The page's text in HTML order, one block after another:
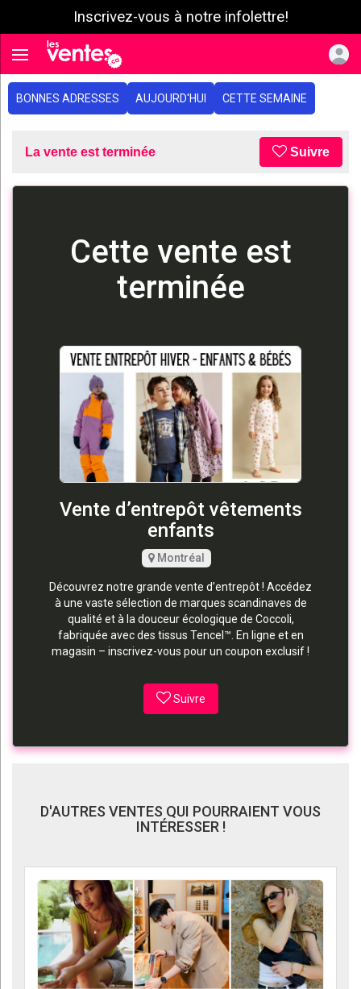
Inscrivez-vous à notre infolettre!
Toggle navigation
BONNES ADRESSES AUJOURD'HUI CETTE SEMAINE
La vente est terminée Suivre
Cette vente est
terminée
Vente d’entrepôt vêtements
enfants
Montréal
Découvrez notre grande vente d’entrepôt ! Accédez
à une vaste sélection de marques scandinaves de
qualité et à la douceur écologique de Coccoli,
fabriquée avec des tissus Tencel™. En ligne et en
magasin – inscrivez-vous pour un coupon exclusif !
Suivre
D'AUTRES VENTES QUI POURRAIENT VOUS
INTÉRESSER !